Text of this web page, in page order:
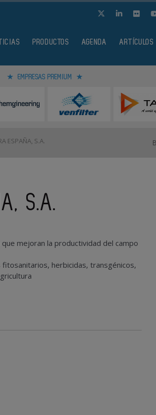
PRODUCTOS AGENDA ARTÍCULOS
EMPRESAS PREMIUM
ESPAÑA, S.A.
S.A.
mejoran la productividad del campo
herbicidas, transgénicos,